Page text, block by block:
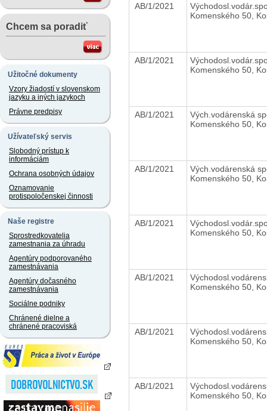
Chcem sa poradiť
Užitočné dokumenty
Vzory žiadostí v slovenskom
jazyku a iných jazykoch
Právne predpisy
Užívateľský servis
Slobodný prístup k
informáciám
Ochrana osobných údajov
Oznamovanie
protispoločenskej činnosti
Naše registre
Sprostredkovatelia
zamestnania za úhradu
Agentúry podporovaného
zamestnávania
Agentúry dočasného
zamestnávania
Sociálne podniky
Chránené dielne a
chránené pracoviská
AB/1/2021
Komenského 50,
AB/1/2021
Komenského 50,
AB/1/2021
Vých.vodárenská
Komenského 50,
AB/1/2021
Vých.vodárenská
Komenského 50,
AB/1/2021
Komenského 50,
AB/1/2021
Komenského 50,
AB/1/2021
Komenského 50,
AB/1/2021
Komenského 50,